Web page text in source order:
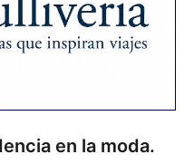
en la moda.